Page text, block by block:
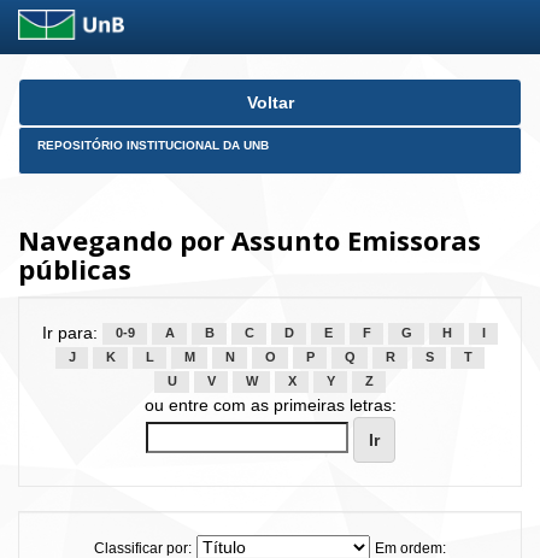
Skip
Voltar
REPOSITÓRIO INSTITUCIONAL DA UNB
Navegando por Assunto Emissoras
públicas
Ir para: 0-9 A B C D E F G H
J
K L M N O P Q R S
T
U
V W X Y Z
ou entre com as primeiras letras:
Classificar por:
Em ordem: